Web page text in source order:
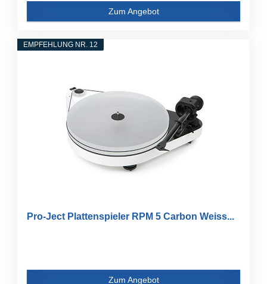
Zum Angebot
EMPFEHLUNG NR. 12
Pro-Ject Plattenspieler RPM 5 Carbon Weiss...
Zum Angebot